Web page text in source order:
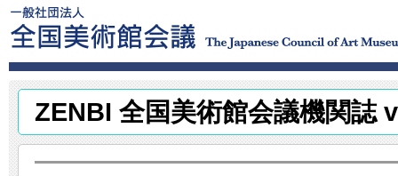
ZENBI 全国美術館会議機関誌